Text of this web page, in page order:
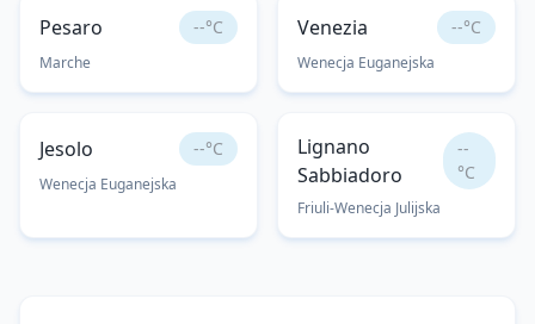
Pesaro --°C
Marche
Venezia --°C
Wenecja Euganejska
Jesolo --°C
Wenecja Euganejska
Lignano
Sabbiadoro
--
°C
Friuli-Wenecja Julijska